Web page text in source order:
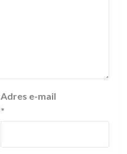
Adres e-mail
*